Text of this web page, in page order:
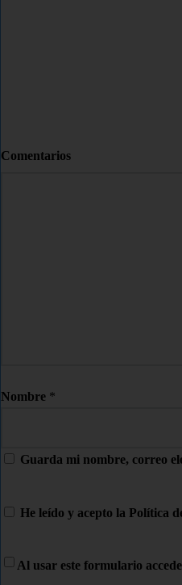
Comentarios
Nombre *
Guarda mi nombre, correo
He leído y acepto la Política
Al usar este formulario